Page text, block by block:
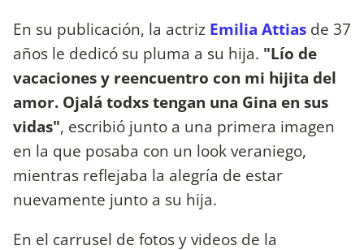
En su publicación, la actriz Emilia Attias de 37
años le dedicó su pluma a su hija. "Lío de
vacaciones y reencuentro con mi hijita del
amor. Ojalá todxs tengan una Gina en sus
vidas", escribió junto a una primera imagen
en la que posaba con un look veraniego,
mientras reflejaba la alegría de estar
nuevamente junto a su hija.
En el carrusel de fotos y videos de la